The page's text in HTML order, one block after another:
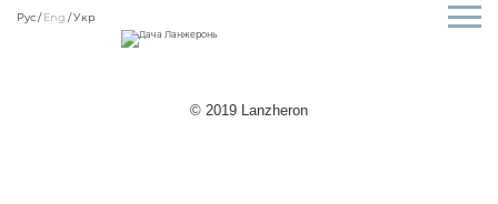
Рус Eng Укр
© 2019 Lanzheron